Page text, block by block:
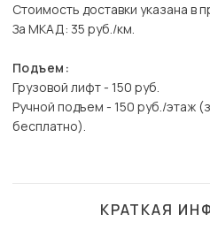
Стоимость доставки указана в
За МКАД: 35 руб./км.
Подъем:
Грузовой лифт - 150 руб.
Ручной подъем - 150 руб./этаж
бесплатно).
КРАТКАЯ